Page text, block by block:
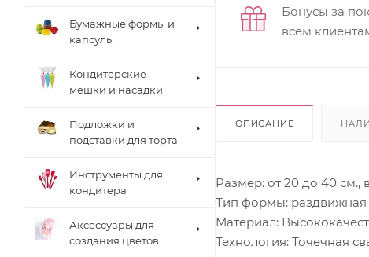
Бонусы за
всем
ОПИСАНИЕ
Размер: от 20 до 40 см.,
Тип формы: раздвижная
Материал:
Технология: Точечная
Бумажные формы и
капсулы
Кондитерские
мешки и насадки
Подложки и
подставки для торта
Инструменты для
кондитера
Аксессуары для
создания цветов